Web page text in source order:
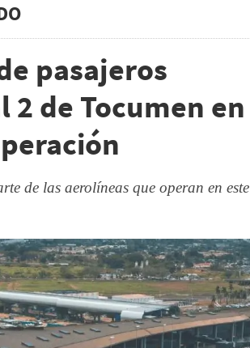
pasajeros
de Tocumen en
de las aerolíneas que operan en este